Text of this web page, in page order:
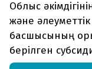
Облыс
және
басшысының
берілген